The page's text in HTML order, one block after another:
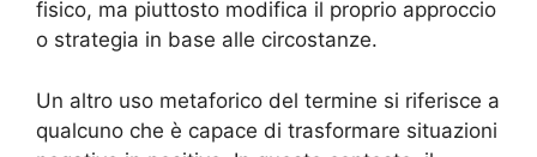
fisico, ma piuttosto modifica il proprio approccio
o strategia in base alle circostanze.
Un altro uso metaforico del termine si riferisce a
qualcuno che è capace di trasformare situazioni